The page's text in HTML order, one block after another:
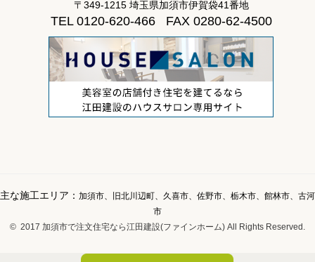
〒349-1215 埼玉県加須市伊賀袋41番地
TEL 0120-620-466 FAX 0280-62-4500
主な施工エリア： 加須市、旧北川辺町、久喜市、佐野市、栃木市、館林市、古河
市
© 2017 加須市で注文住宅なら江田建設(ファインホーム) All Rights Reserved.